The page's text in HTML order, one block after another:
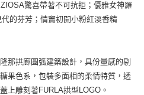
驚喜帶著不可抗拒；優雅女神羅
的芬芳；情竇初開小粉紅淡香精
那拱廊圓弧建築設計，具份量感的剔
果色系，包裝多面相的柔情特質，透
上雕刻著FURLA拱型LOGO。